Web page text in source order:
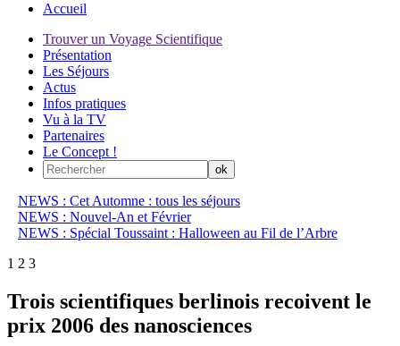
Accueil
Trouver un Voyage Scientifique
Présentation
Les Séjours
Actus
Infos pratiques
Vu à la TV
Partenaires
Le Concept !
NEWS : Cet Automne : tous les séjours
NEWS : Nouvel-An et Février
NEWS : Spécial Toussaint : Halloween au Fil de l’Arbre
1 2 3
Trois scientifiques berlinois recoivent le
prix 2006 des nanosciences